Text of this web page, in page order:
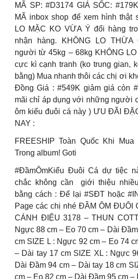
MÃ SP: #D3174 GIÁ SỐC:
MÃ inbox shop để xem hình thật
LO MẶC KO VỪA Ý đổi hàng
nhận hàng. KHÔNG LO
người từ 45kg – 68kg KHÔNG
cực kì cạnh tranh (ko trung gian,
bằng) Mua nhanh thôi các chị ơi
Đồng Giá : #549K giảm giá còn
mãi chỉ áp dụng với những người
ôm kiểu đuôi cá này ) ƯU ĐÃI
NAY :
FREESHIP Toàn Quốc Khi
Trong album! Goti
#ĐầmÔmKiểu Đuôi Cá dự tiệc
chắc không cần giới thiệu
bằng cách : Để lại #SĐT hoặc
Page các chị nhé ĐẦM ÔM ĐUÔI
CÁNH ĐIỆU 3178 – THUN
Ngực 88 cm – Eo 70 cm – Dài
cm SIZE L : Ngực 92 cm – Eo 74
– Dài tay 17 cm SIZE XL : Ngực
Dài Đầm 94 cm – Dài tay 18 cm
cm – Eo 82 cm – Dài Đầm 95 cm –